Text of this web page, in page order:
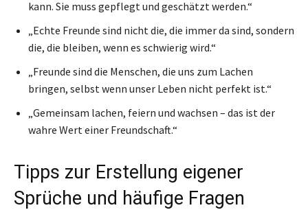
kann. Sie muss gepflegt und geschätzt werden.“
„Echte Freunde sind nicht die, die immer da sind, sondern
die, die bleiben, wenn es schwierig wird.“
„Freunde sind die Menschen, die uns zum Lachen
bringen, selbst wenn unser Leben nicht perfekt ist.“
„Gemeinsam lachen, feiern und wachsen – das ist der
wahre Wert einer Freundschaft.“
Tipps zur Erstellung eigener
Sprüche und häufige Fragen